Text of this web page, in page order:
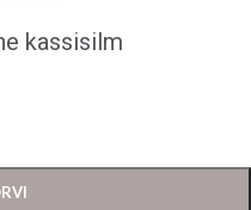
kassisilm